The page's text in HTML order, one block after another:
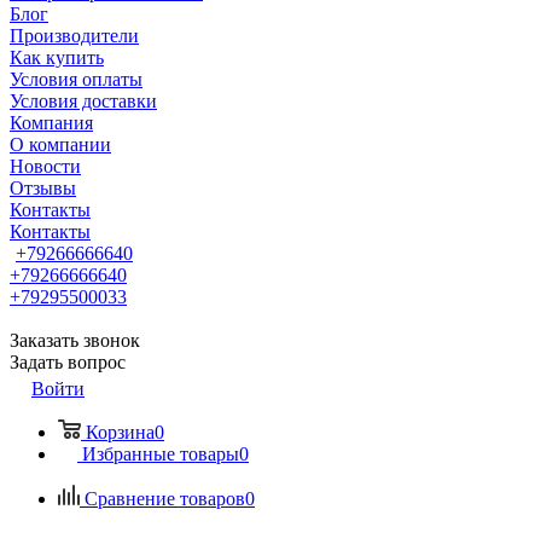
Блог
Производители
Как купить
Условия оплаты
Условия доставки
Компания
О компании
Новости
Отзывы
Контакты
Контакты
+79266666640
+79266666640
+79295500033
Заказать звонок
Задать вопрос
Войти
Корзина0
Избранные товары0
Сравнение товаров0